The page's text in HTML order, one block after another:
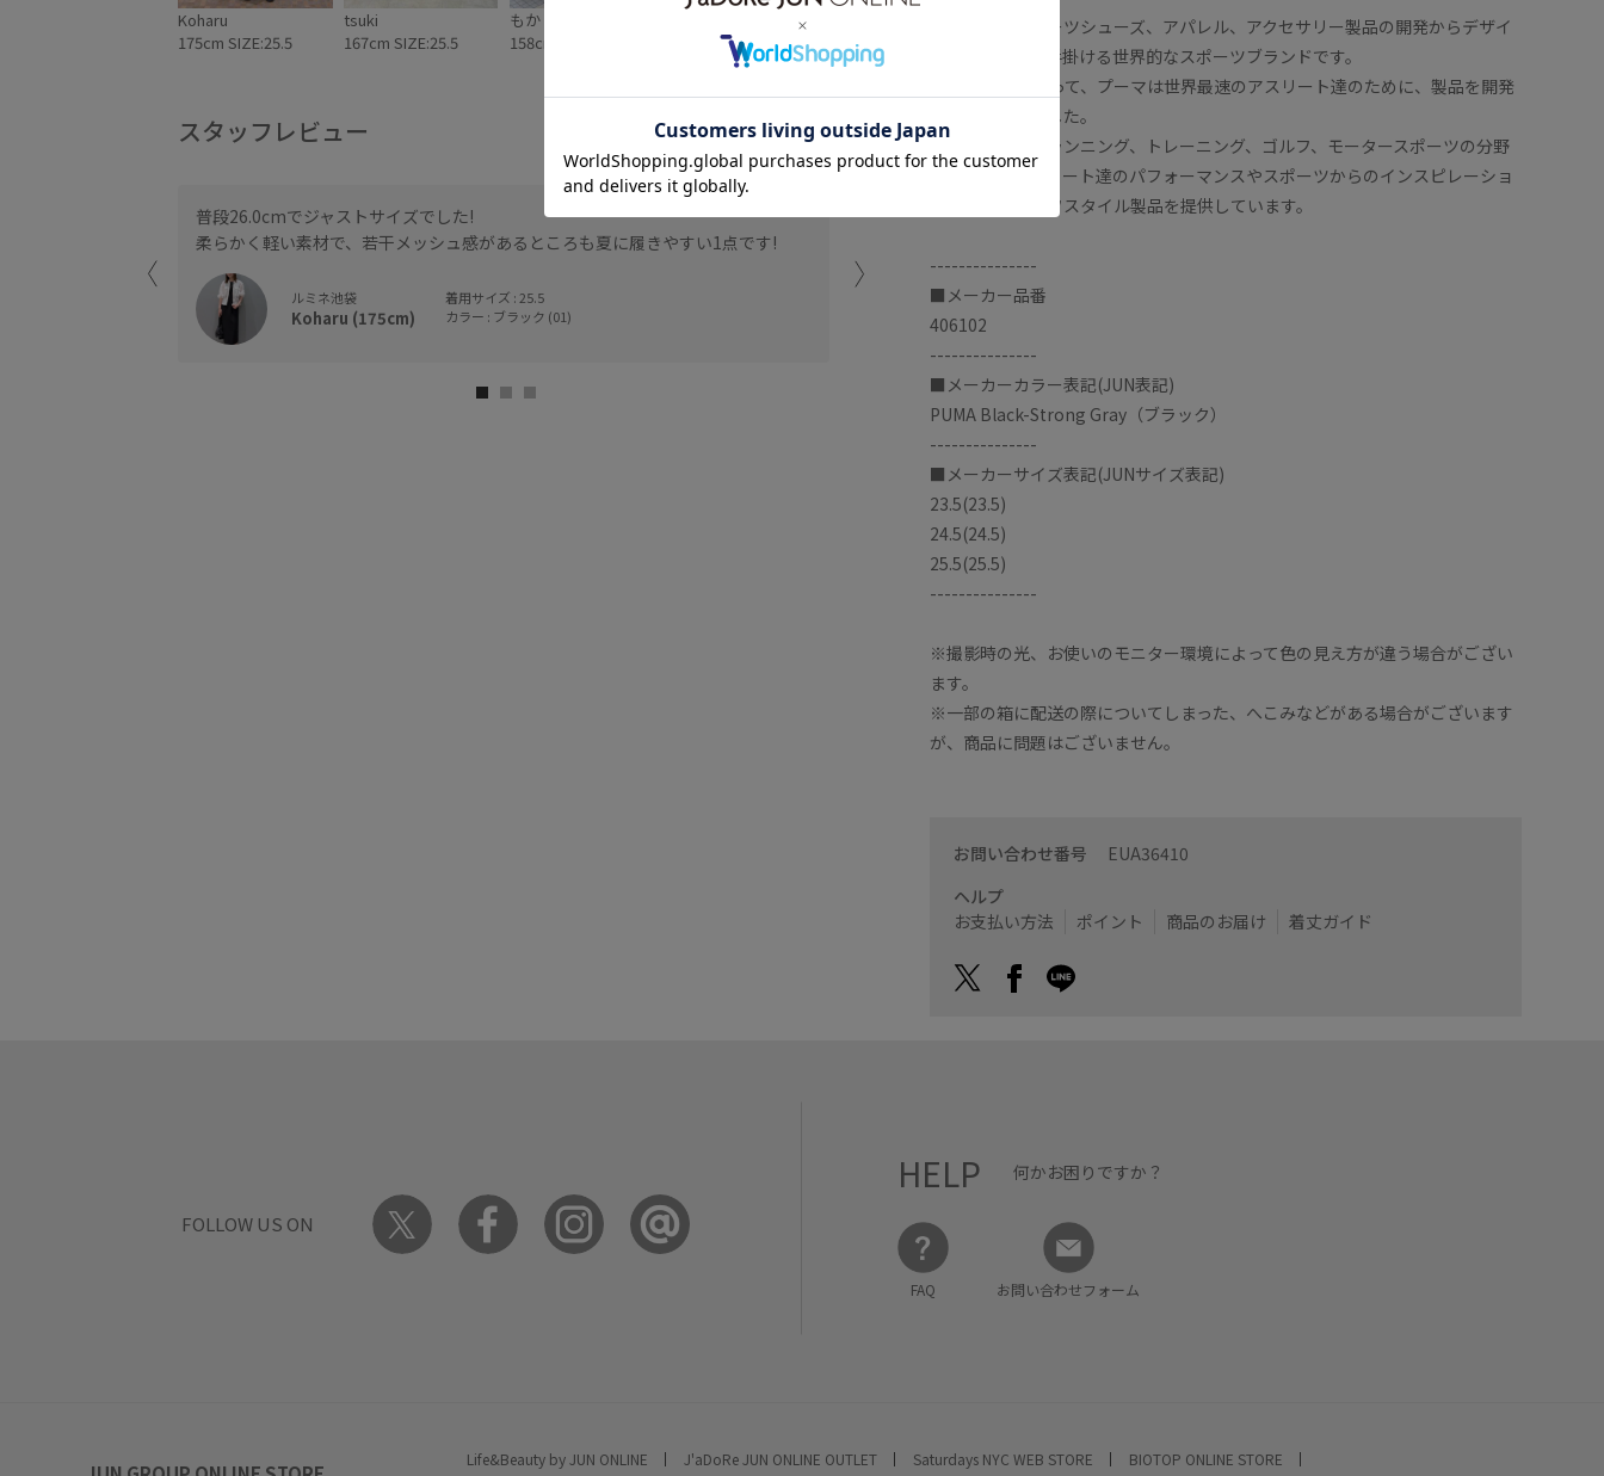
Koharu
175cm SIZE:25.5
tsuki
167cm SIZE:25.5
もか
158cm SIZE:25.5
スタッフレビュー
普段26.0cmでジャストサイズでした!
柔らかく軽い素材で、若干メッシュ感があるところも夏に履きやすい1点です!
ルミネ池袋
Koharu (175cm)
着用サイズ : 25.5
カラー : ブラック (01)
普段24.5を着用していますが、ぴったりすぎたのでワンサイズあげてます。すごく
ルミネ有楽町
もか (158cm)
プーマは、スポーツシューズ、アパレル、アクセサリー製品の開発からデザイ
ン、販売までを手掛ける世界的なスポーツブランドです。
65年以上にわたって、プーマは世界最速のアスリート達のために、製品を開発
し提供してきました。
フットボール、ランニング、トレーニング、ゴルフ、モータースポーツの分野
において、アスリート達のパフォーマンスやスポーツからのインスピレーショ
ンを受けたライフスタイル製品を提供しています。
---------------
■メーカー品番
406102
---------------
■メーカーカラー表記(JUN表記)
PUMA Black-Strong Gray（ブラック）
---------------
■メーカーサイズ表記(JUNサイズ表記)
23.5(23.5)
24.5(24.5)
25.5(25.5)
---------------
※撮影時の光、お使いのモニター環境によって色の見え方が違う場合がござい
ます。
※一部の箱に配送の際についてしまった、へこみなどがある場合がございます
が、商品に問題はございません。
お問い合わせ番号 EUA36410
ヘルプ
お支払い方法
ポイント 商品のお届け 着丈ガイド
FOLLOW US ON
HELP 何かお困りですか？
FAQ お問い合わせフォーム
Life&Beauty by JUN ONLINE J'aDoRe JUN ONLINE OUTLET Saturdays NYC WEB STORE BIOTOP ONLINE STORE